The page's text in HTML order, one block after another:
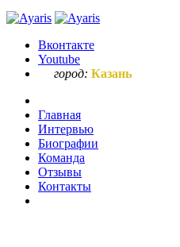
Вконтакте
Youtube
город: Казань
Главная
Интервью
Биографии
Команда
Отзывы
Контакты